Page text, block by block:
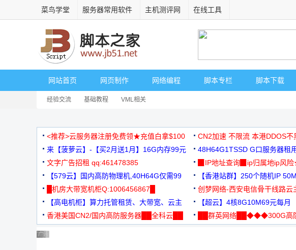
菜鸟学堂 服务器常用软件 主机测评网 在线工具
网站首页 网页制作 网络编程 脚本专栏 脚本下载
经验交流 基础教程 VML相关
<推荐>云服务器注册免费领★充值白拿$100 CN2加速 不限流 本港DDOS不
来【菠萝云】-【买2月送1月】16G内存99元
48H64G1TSSD G口服务器租
3000+可免费测试
文字广告招租 qq:461478385
▉IP地址查询▉ip归属地ip风
【579云】国内高防物理机,40H64G仅需99
元
【香港站群】250个随机IP
█机房大带宽机柜Q:1006456867█
创梦网络-西安电信骨干线路云
88元/月
【高电机柜】算力托管租赁、大带宽、云主
机
【超云】4核8G10M69元每月
香港美国CN2/国内高防服务器██全科云██
██群英网络██◆◆◆300G高
广告 商业广告，理性选择
广告 商业广告，理性选择
广告 商业广告，理性选择
广告 商业广告，理性选择
广告 商业广告，理性选择